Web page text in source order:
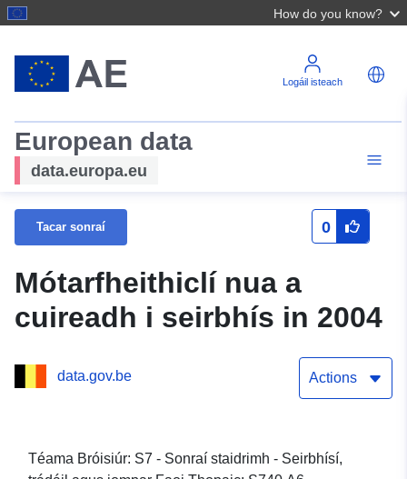
How do you know?
Logáil isteach
European data
data.europa.eu
Tacar sonraí 0
Mótarfheithiclí nua a
cuireadh i seirbhís in 2004
data.gov.be Actions
Téama Bróisiúr: S7 - Sonraí staidrimh - Seirbhísí,